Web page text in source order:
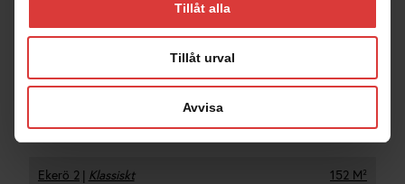
Tillåt alla
Tillåt urval
Avvisa
SE ÄVEN
Fler hus liknande Dalarö 3
Ekerö 2 | Klassiskt 152 M²